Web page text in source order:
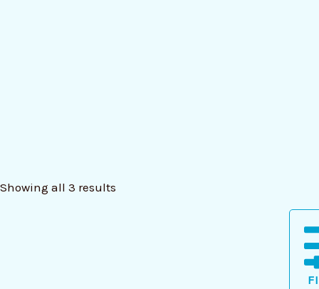
Showing all 3 results